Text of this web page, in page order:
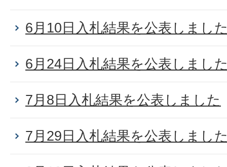
6月10日入札結果を公表しまし
6月24日入札結果を公表しまし
7月8日入札結果を公表しました
7月29日入札結果を公表しまし